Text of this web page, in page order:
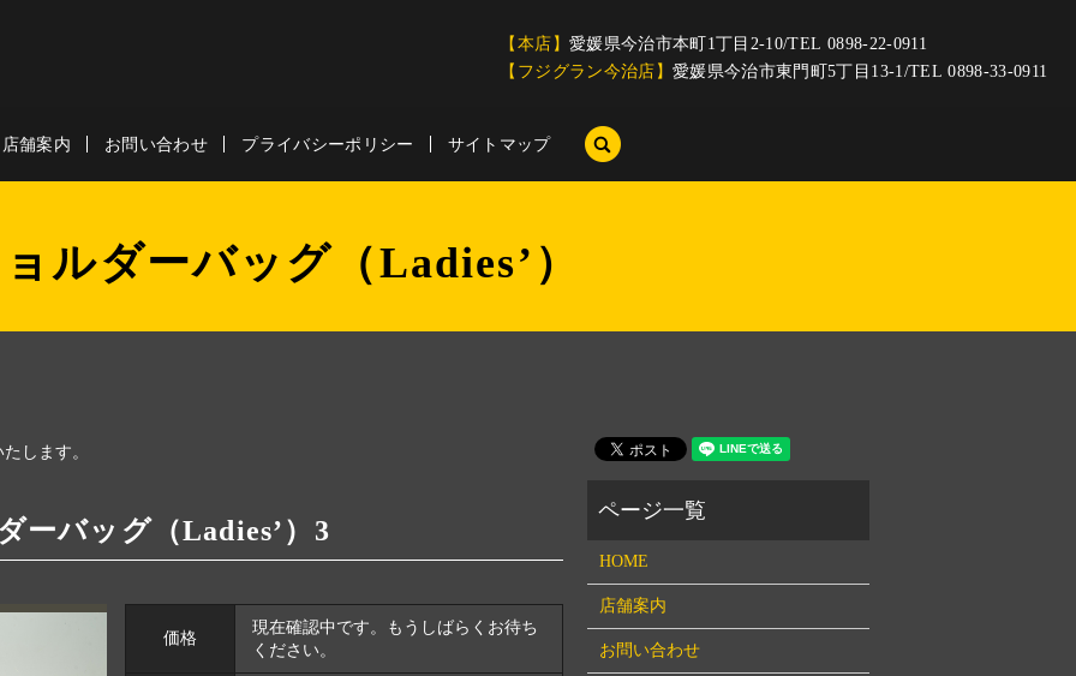
【本店】 愛媛県今治市本町1丁目2-10/TEL 0898-22-0911
【フジグラン今治店】 愛媛県今治市東門町5丁目13-1/TEL 0898-33-0911
店舗案内 お問い合わせ プライバシーポリシー サイトマップ search
ルダーバッグ（Ladies’）
します。
ーバッグ（Ladies’）3
価格
現在確認中です。もうしばらくお待ち
ください。
HOME
店舗案内
お問い合わせ